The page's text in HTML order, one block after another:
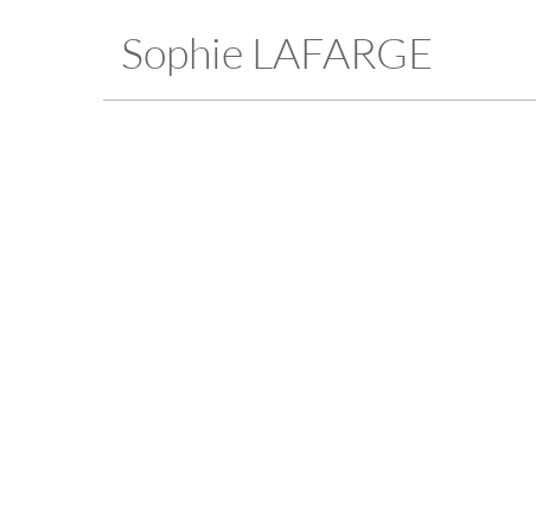
Sophie LAFARGE